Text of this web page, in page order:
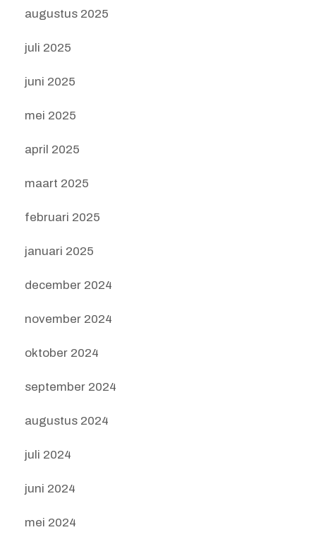
augustus 2025
juli 2025
juni 2025
mei 2025
april 2025
maart 2025
februari 2025
januari 2025
december 2024
november 2024
oktober 2024
september 2024
augustus 2024
juli 2024
juni 2024
mei 2024